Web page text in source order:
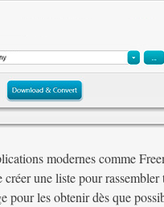
modernes comme
une liste pour
pour les obtenir dès que